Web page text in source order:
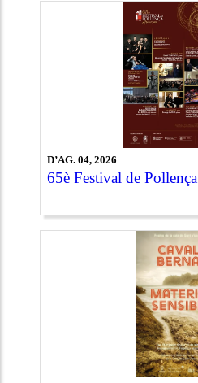
D’AG. 04, 2026
65è Festival de Pollença